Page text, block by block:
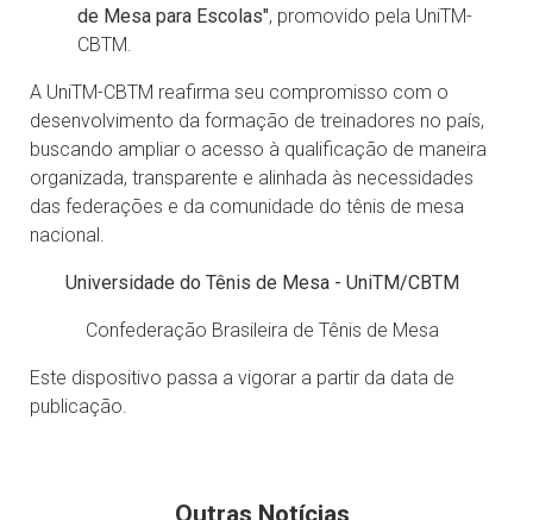
de Mesa para Escolas", promovido pela UniTM-
CBTM.
A UniTM-CBTM reafirma seu compromisso com o
desenvolvimento da formação de treinadores no país,
buscando ampliar o acesso à qualificação de maneira
organizada, transparente e alinhada às necessidades
das federações e da comunidade do tênis de mesa
nacional.
Universidade do Tênis de Mesa - UniTM/CBTM
Confederação Brasileira de Tênis de Mesa
Este dispositivo passa a vigorar a partir da data de
publicação.
Outras Notícias